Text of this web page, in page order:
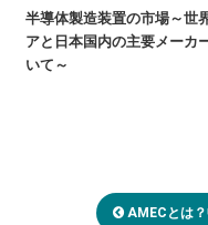
半導体製造装置の市場～世
アと日本国内の主要メーカ
いて～
AMECとは